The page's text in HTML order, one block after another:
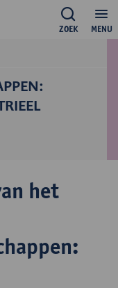
MENU
ZOEK
het